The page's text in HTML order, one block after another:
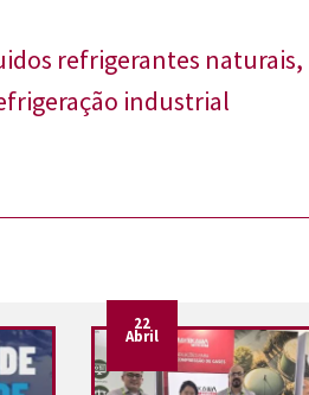
refrigerantes naturais,
industrial
22
Abril